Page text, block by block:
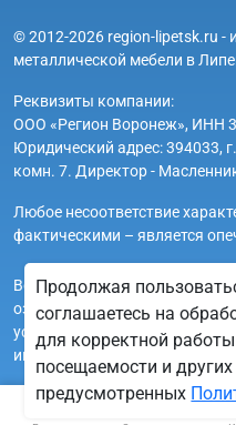
© 2012-2026 region-lipetsk.ru -
металлической мебели в
Реквизиты компании:
ООО «Регион Воронеж», ИНН
Юридический адрес: 394033,
комн. 7. Директор -
Любое несоответствие
фактическими – является
Вся информация на сайте
ознакомительный и
условиях не является
информацию можно узнать
Продолжая
соглашаетесь на
для корректной
посещаемости и других
предусмотренных